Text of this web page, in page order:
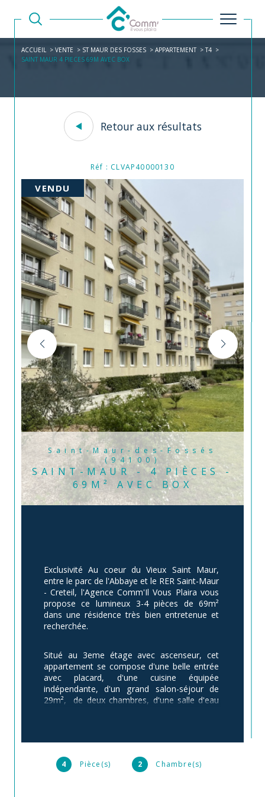
ACCUEIL VENTE ST MAUR DES FOSSES APPARTEMENT
T4
SAINT MAUR 4 PIECES 69M AVEC BOX
Retour aux résultats
Réf : CLVAP40000130
VENDU
Saint-Maur-des-Fossés
(94100)
SAINT-MAUR - 4 PIÈCES -
69M² AVEC BOX
4 Pièce(s) 2 Chambre(s)
Exclusivité Au coeur du Vieux Saint Maur,
entre le parc de l'Abbaye et le RER Saint-Maur
- Creteil, l'Agence Comm'Il Vous Plaira vous
propose ce lumineux 3-4 pièces de 69m²
dans une résidence très bien entretenue et
recherchée.
Situé au 3eme étage avec ascenseur, cet
appartement se compose d'une belle entrée
avec placard, d'une cuisine équipée
indépendante, d'un grand salon-séjour de
29m²,  de deux chambres, d'une salle d'eau
Le séjour est orienté sud-ouest, ce qui
dégagée.